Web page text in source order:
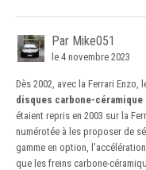
Par Mike051
le 4 novembre 2023
Dès 2002, avec la Ferrari
disques carbone-
étaient repris en 2003 sur la
numérotée à les proposer de
gamme en option,
que les freins carbone-